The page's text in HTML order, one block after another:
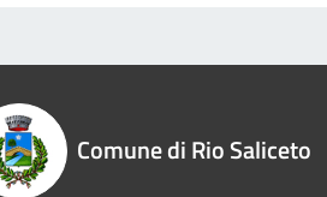
Comune di Rio Saliceto